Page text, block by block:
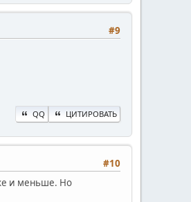
#9
QQ ЦИТИРОВАТЬ
#10
и меньше. Но